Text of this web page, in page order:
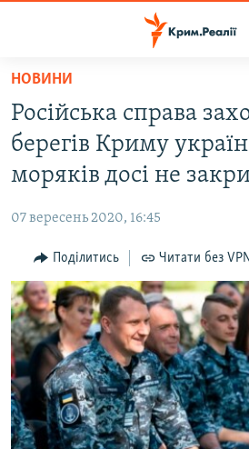
Перейти
основного
матеріалу
Перейти
до
основної
навігації
Перейти
до
пошуку
ВОДА.КРИМ
ВІДЕО ТА ФОТО
БЛОГИ
ПОГЛЯД
ІНТЕРВ'Ю
ВСЕ ЗА ДЕНЬ
СПЕЦПРОЕКТИ
ДЕПОРТАЦІЯ
ВІДЕОУРОКИ «ELIFBE»
ЯК ОБІЙТИ БЛОКУВАННЯ
Русский
НОВИНИ
Російська справа
берегів Криму
моряків досі не
07 вересень 2020, 16:45
Поділитись Читати без VPN